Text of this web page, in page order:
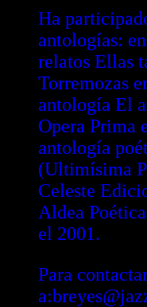
Ha
antologías:
relatos Ellas
Torremozas
antología El
Opera Prima
antología
(Ultimísima
Celeste
Aldea
el 2001.
Para